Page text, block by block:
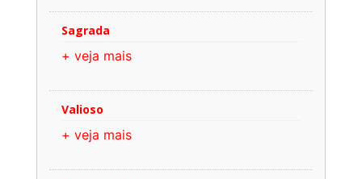
Sagrada
+ veja mais
Valioso
+ veja mais